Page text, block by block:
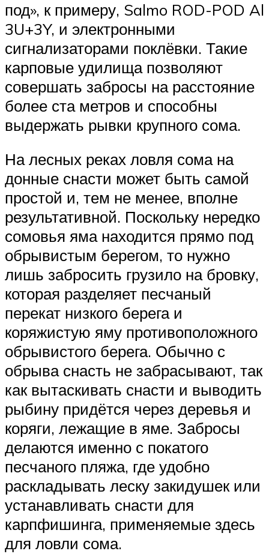
под», к примеру, Salmo ROD-POD Al
3U+3Y, и электронными
сигнализаторами поклёвки. Такие
карповые удилища позволяют
совершать забросы на расстояние
более ста метров и способны
выдержать рывки крупного сома.
На лесных реках ловля сома на
донные снасти может быть самой
простой и, тем не менее, вполне
результативной. Поскольку нередко
сомовья яма находится прямо под
обрывистым берегом, то нужно
лишь забросить грузило на бровку,
которая разделяет песчаный
перекат низкого берега и
коряжистую яму противоположного
обрывистого берега. Обычно с
обрыва снасть не забрасывают, так
как вытаскивать снасти и выводить
рыбину придётся через деревья и
коряги, лежащие в яме. Забросы
делаются именно с покатого
песчаного пляжа, где удобно
раскладывать леску закидушек или
устанавливать снасти для
карпфишинга, применяемые здесь
для ловли сома.